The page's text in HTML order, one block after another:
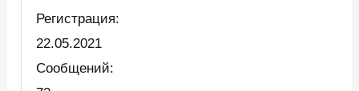
Регистрация:
22.05.2021
Сообщений: